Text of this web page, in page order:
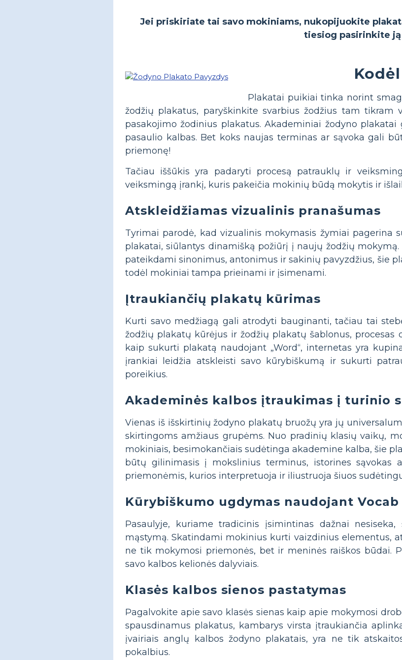
Jei priskiriate tai savo mokiniams, nukopijuokite
tiesiog pasirinkite ją
Plakatai puikiai tinka norint
žodžių plakatus, paryškinkite svarbius žodžius tam
pasakojimo žodinius plakatus. Akademiniai žodyno
pasaulio kalbas. Bet koks naujas terminas ar sąvoka gali
priemonę!
Tačiau iššūkis yra padaryti procesą patrauklų ir
veiksmingą įrankį, kuris pakeičia mokinių būdą mokytis ir
Atskleidžiamas vizualinis pranašumas
Tyrimai parodė, kad vizualinis mokymasis žymiai pagerina
plakatai, siūlantys dinamišką požiūrį į naujų žodžių
pateikdami sinonimus, antonimus ir sakinių pavyzdžius, šie
todėl mokiniai tampa prieinami ir įsimenami.
Įtraukiančių plakatų kūrimas
Kurti savo medžiagą gali atrodyti bauginanti, tačiau tai
žodžių plakatų kūrėjus ir žodžių plakatų šablonus,
kaip sukurti plakatą naudojant „Word“, internetas yra
įrankiai leidžia atskleisti savo kūrybiškumą ir sukurti
poreikius.
Akademinės kalbos įtraukimas į turinio
Vienas iš išskirtinių žodyno plakatų bruožų yra jų
skirtingoms amžiaus grupėms. Nuo pradinių klasių vaikų,
mokiniais, besimokančiais sudėtinga akademine kalba, šie
būtų gilinimasis į mokslinius terminus, istorines sąvokas
priemonėmis, kurios interpretuoja ir iliustruoja šiuos
Kūrybiškumo ugdymas naudojant
Pasaulyje, kuriame tradicinis įsimintinas dažnai
mąstymą. Skatindami mokinius kurti vaizdinius elementus,
ne tik mokymosi priemonės, bet ir meninės raiškos būdai.
savo kalbos kelionės dalyviais.
Klasės kalbos sienos pastatymas
Pagalvokite apie savo klasės sienas kaip apie mokymosi
spausdinamus plakatus, kambarys virsta įtraukiančia
įvairiais anglų kalbos žodyno plakatais, yra ne tik
pokalbius.